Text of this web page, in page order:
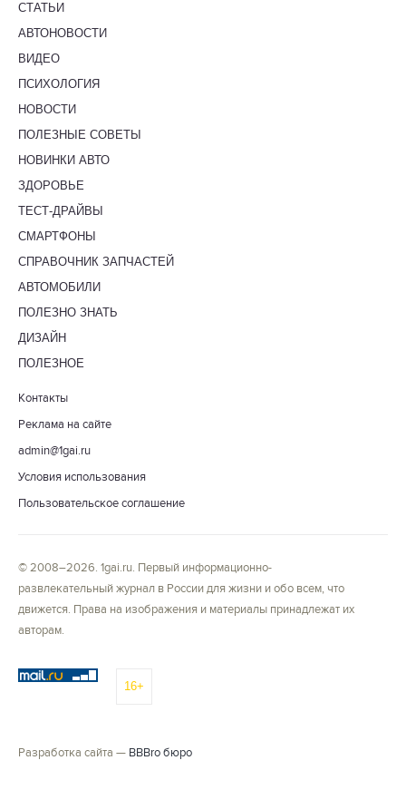
СТАТЬИ
АВТОНОВОСТИ
ВИДЕО
ПСИХОЛОГИЯ
НОВОСТИ
ПОЛЕЗНЫЕ СОВЕТЫ
НОВИНКИ АВТО
ЗДОРОВЬЕ
ТЕСТ-ДРАЙВЫ
СМАРТФОНЫ
СПРАВОЧНИК ЗАПЧАСТЕЙ
АВТОМОБИЛИ
ПОЛЕЗНО ЗНАТЬ
ДИЗАЙН
ПОЛЕЗНОЕ
Контакты
Реклама на сайте
admin@1gai.ru
Условия использования
Пользовательское соглашение
© 2008–2026. 1gai.ru. Первый информационно-
развлекательный журнал в России для жизни и обо всем, что
движется. Права на изображения и материалы принадлежат их
авторам.
16+
Разработка сайта — BBBro бюро